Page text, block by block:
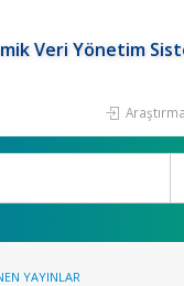
Veri Yönetim
YAYINLAR